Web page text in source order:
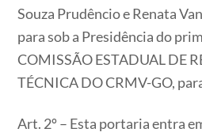
Souza Prudêncio e Renata
para sob a Presidência do
COMISSÃO ESTADUAL DE
TÉCNICA DO CRMV-GO,
Art. 2º – Esta portaria entra